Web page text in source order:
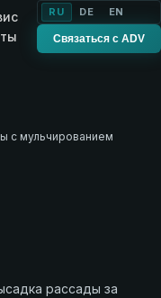
RU DE EN
Связаться с ADV
с мульчированием
рассады за